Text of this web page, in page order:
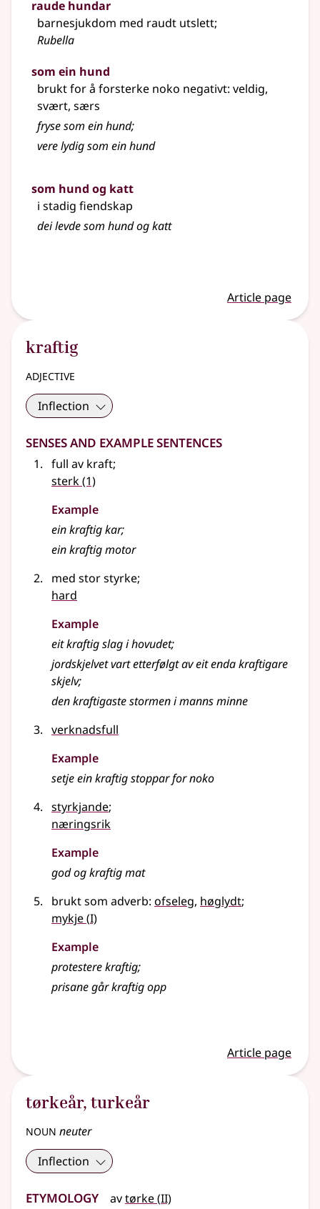
raude hundar
barnesjukdom med raudt utslett;
Rubella
som ein hund
brukt for å forsterke noko negativt: veldig,
svært, særs
fryse som ein hund;
vere lydig som ein hund
som hund og katt
i stadig fiendskap
dei levde som hund og katt
Article page
kraftig
adjective
Inflection
Senses and Example Sentences
full av kraft;
sterk(1)
Example
ein kraftig kar;
ein kraftig motor
med stor styrke;
hard
Example
eit kraftig slag i hovudet;
jordskjelvet vart etterfølgt av eit enda kraftigare
skjelv;
den kraftigaste stormen i manns minne
verknadsfull
Example
setje ein kraftig stoppar for noko
styrkjande;
næringsrik
Example
god og kraftig mat
brukt som adverb: ofseleg, høglydt;
mykje(1
I)
Example
protestere kraftig;
prisane går kraftig opp
Article page
tørkeår, turkeår
noun neuter
Inflection
Etymology avtørke(2
II)